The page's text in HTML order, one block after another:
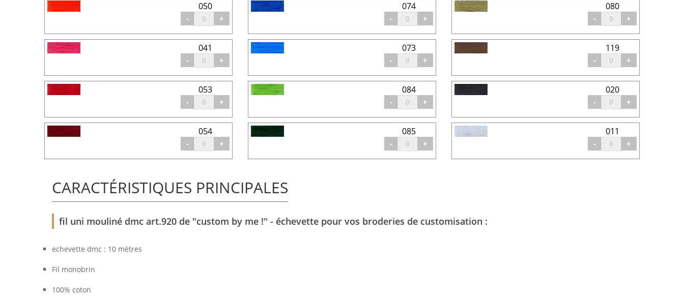
050
- +
074
- +
080
- +
041
- +
073
- +
119
- +
053
- +
084
- +
020
- +
054
- +
085
- +
011
- +
CARACTÉRISTIQUES PRINCIPALES
fil uni mouliné dmc art.920 de "custom by me !" - échevette pour vos broderies de customisation :
echevette dmc : 10 mètres
Fil monobrin
100% coton